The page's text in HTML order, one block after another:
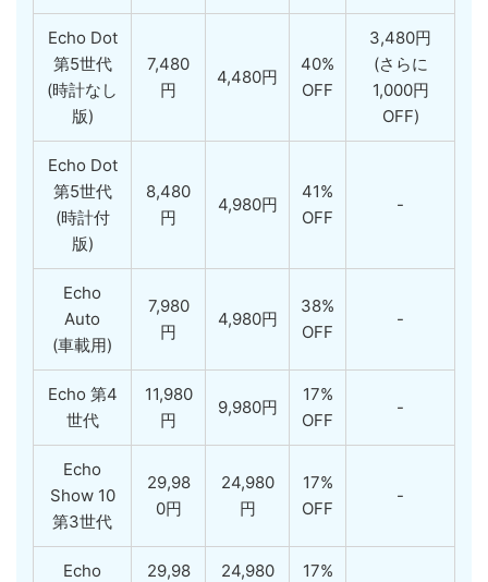
Echo Dot
第5世代
(時計なし
版)
7,480
円
4,480円
40%
OFF
3,480円
(さらに
1,000円
OFF)
Echo Dot
第5世代
(時計付
版)
8,480
円
4,980円
41%
OFF
-
Echo
Auto
(車載用)
7,980
円
4,980円
38%
OFF
-
Echo 第4
世代
11,980
円
9,980円
17%
OFF
-
Echo
Show 10
第3世代
29,98
0円
24,980
円
17%
OFF
-
Echo
29,98
24,980
17%